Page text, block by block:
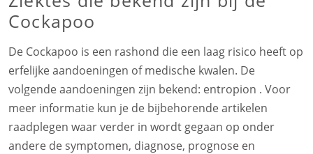
Cockapoo
De Cockapoo is een rashond die een laag risico heeft op
erfelijke aandoeningen of medische kwalen. De
volgende aandoeningen zijn bekend: entropion . Voor
meer informatie kun je de bijbehorende artikelen
raadplegen waar verder in wordt gegaan op onder
andere de symptomen, diagnose, prognose en